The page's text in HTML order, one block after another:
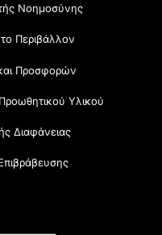
Νοημοσύνης
Περιβάλλον
Προσφορών
Υλικού
Διαφάνειας